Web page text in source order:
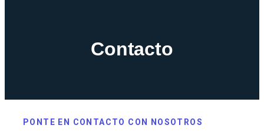
Contacto
PONTE EN CONTACTO CON NOSOTROS